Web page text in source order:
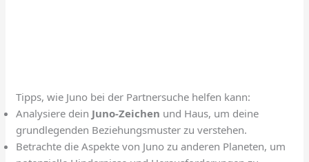
Tipps, wie Juno bei der Partnersuche helfen kann:
Analysiere dein Juno-Zeichen und Haus, um deine
grundlegenden Beziehungsmuster zu verstehen.
Betrachte die Aspekte von Juno zu anderen Planeten, um